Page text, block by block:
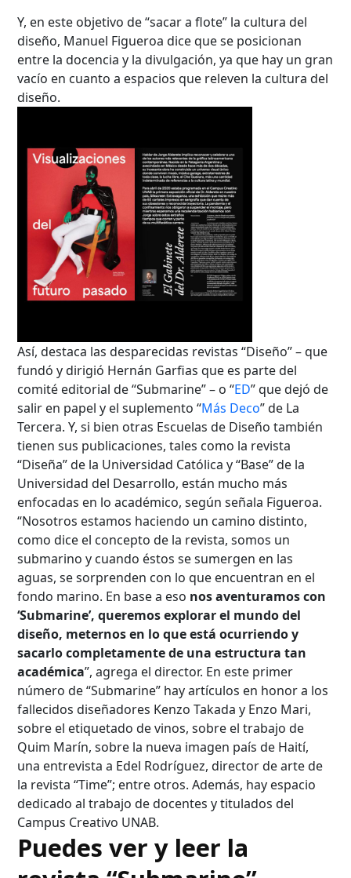
Y, en este objetivo de “sacar a flote” la cultura del
diseño, Manuel Figueroa dice que se posicionan
entre la docencia y la divulgación, ya que hay un gran
vacío en cuanto a espacios que releven la cultura del
diseño.
Así, destaca las desparecidas revistas “Diseño” – que
fundó y dirigió Hernán Garfias que es parte del
comité editorial de “Submarine” – o “ED” que dejó de
salir en papel y el suplemento “Más Deco” de La
Tercera. Y, si bien otras Escuelas de Diseño también
tienen sus publicaciones, tales como la revista
“Diseña” de la Universidad Católica y “Base” de la
Universidad del Desarrollo, están mucho más
enfocadas en lo académico, según señala Figueroa.
“Nosotros estamos haciendo un camino distinto,
como dice el concepto de la revista, somos un
submarino y cuando éstos se sumergen en las
aguas, se sorprenden con lo que encuentran en el
fondo marino. En base a eso nos aventuramos con
‘Submarine’, queremos explorar el mundo del
diseño, meternos en lo que está ocurriendo y
sacarlo completamente de una estructura tan
académica”, agrega el director. En este primer
número de “Submarine” hay artículos en honor a los
fallecidos diseñadores Kenzo Takada y Enzo Mari,
sobre el etiquetado de vinos, sobre el trabajo de
Quim Marín, sobre la nueva imagen país de Haití,
una entrevista a Edel Rodríguez, director de arte de
la revista “Time”; entre otros. Además, hay espacio
dedicado al trabajo de docentes y titulados del
Campus Creativo UNAB.
Puedes ver y leer la